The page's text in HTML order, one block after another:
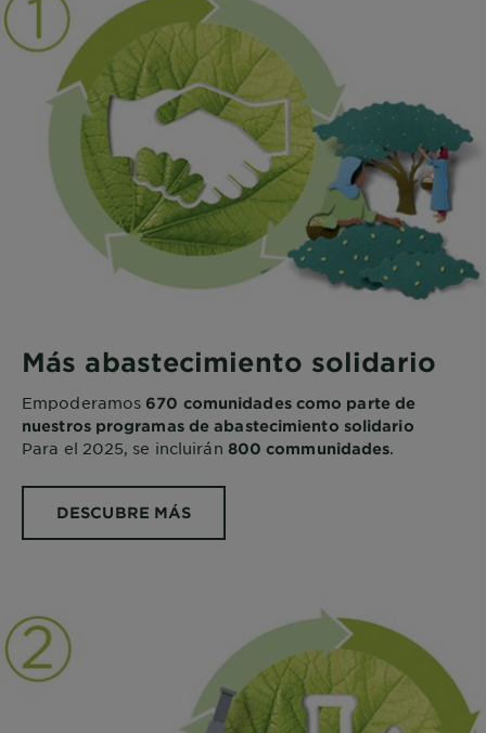
Más abastecimiento solidario
Empoderamos 670 comunidades como parte de
nuestros programas de abastecimiento solidario
Para el 2025, se incluirán 800 communidades.
DESCUBRE MÁS